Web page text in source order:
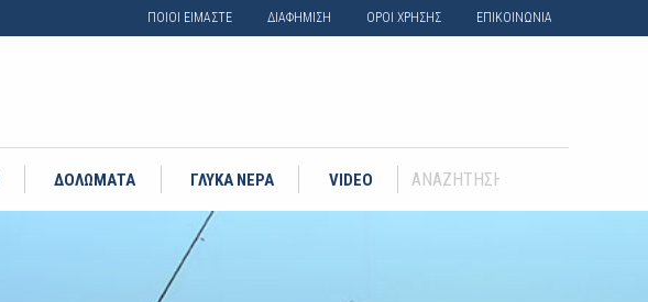
ΠΟΙΟΙ ΕΙΜΑΣΤΕ ΔΙΑΦΗΜΙΣΗ ΟΡΟΙ ΧΡΗΣΗΣ ΕΠΙΚΟΙΝΩΝΙΑ
ΔΟΛΩΜΑΤΑ ΓΛΥΚΑ ΝΕΡΑ VIDEO